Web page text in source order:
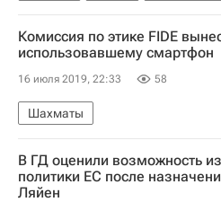
Комиссия по этике FIDE
использовавшему смартфон
16 июля 2019, 22:33 58
Шахматы
Международная федерация
В ГД оценили возможность
политики ЕС после
Ляйен